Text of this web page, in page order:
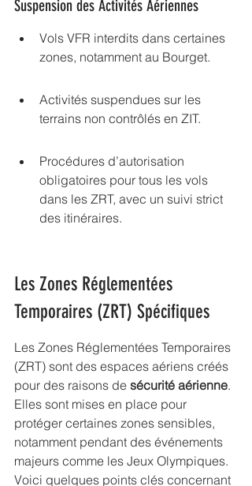
Suspension des Activités Aériennes
Vols VFR interdits dans certaines
zones, notamment au Bourget.
Activités suspendues sur les
terrains non contrôlés en ZIT.
Procédures d’autorisation
obligatoires pour tous les vols
dans les ZRT, avec un suivi strict
des itinéraires.
Les Zones Réglementées
Temporaires (ZRT) Spécifiques
Les Zones Réglementées Temporaires
(ZRT) sont des espaces aériens créés
pour des raisons de sécurité aérienne.
Elles sont mises en place pour
protéger certaines zones sensibles,
notamment pendant des événements
majeurs comme les Jeux Olympiques.
Voici quelques points clés concernant